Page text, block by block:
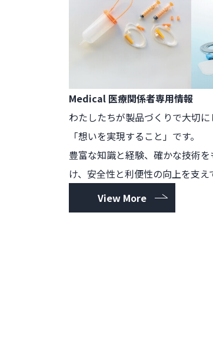
Medical 医療関係者専用情報
わたしたちが製品づくりで大切に
「想いを実現すること」です。
豊富な知識と経験、確かな技術
け、安全性と利便性の向上を支え
View More